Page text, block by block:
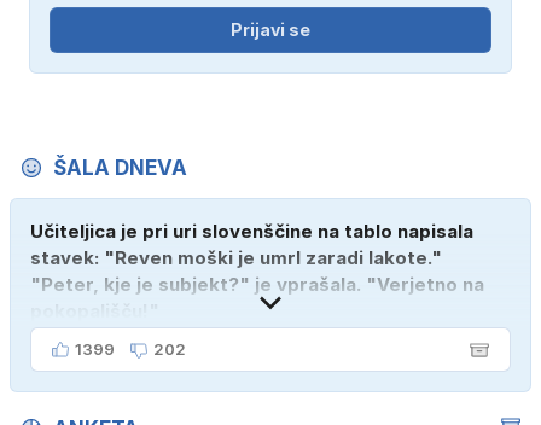
Prijavi se
ŠALA DNEVA
Učiteljica je pri uri slovenščine na tablo napisala
stavek: "Reven moški je umrl zaradi lakote."
"Peter, kje je subjekt?" je vprašala. "Verjetno na
1399 202